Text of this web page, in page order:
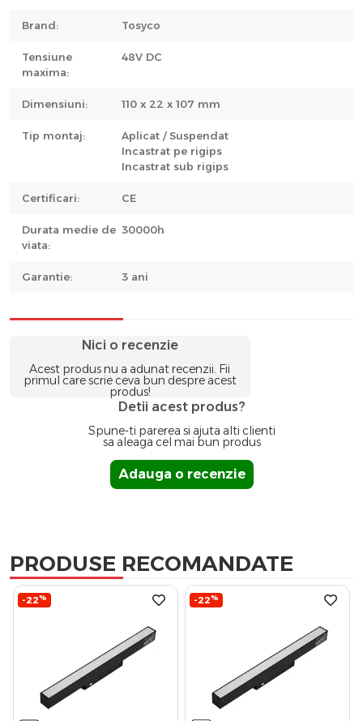
Brand: Tosyco
Tensiune
maxima:
48V DC
Dimensiuni: 110 x 22 x 107 mm
Tip montaj:
Aplicat / Suspendat
Incastrat pe rigips
Incastrat sub rigips
Certificari: CE
Durata medie de
viata:
30000h
Garantie: 3 ani
Nici o recenzie
Acest produs nu a adunat recenzii. Fii
primul care scrie ceva bun despre acest
produs!
Detii acest produs?
Spune-ti parerea si ajuta alti clienti
sa aleaga cel mai bun produs
Adauga o recenzie
PRODUSE RECOMANDATE
-22% -22%